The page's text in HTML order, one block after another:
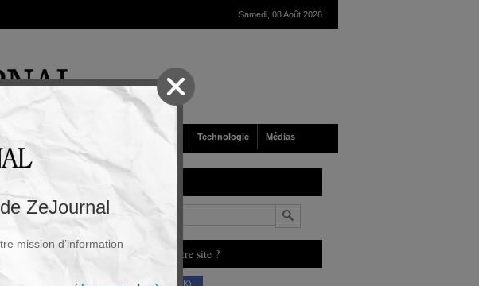
Samedi, 08 Août 2026
Société Technologie Médias
selon
à la newsletter
Vous aimez notre site ?
(230 K)
ZeJournal
mission d’information